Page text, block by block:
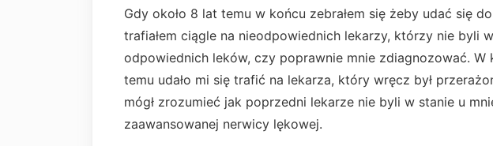
Gdy około 8 lat temu w końcu zebrałem się żeby udać się
trafiałem ciągle na nieodpowiednich lekarzy, którzy nie byli
odpowiednich leków, czy poprawnie mnie zdiagnozować. W
temu udało mi się trafić na lekarza, który wręcz był
mógł zrozumieć jak poprzedni lekarze nie byli w stanie u
zaawansowanej nerwicy lękowej.